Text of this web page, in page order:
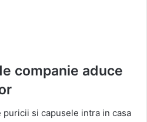
companie aduce
puricii si capusele intra in casa